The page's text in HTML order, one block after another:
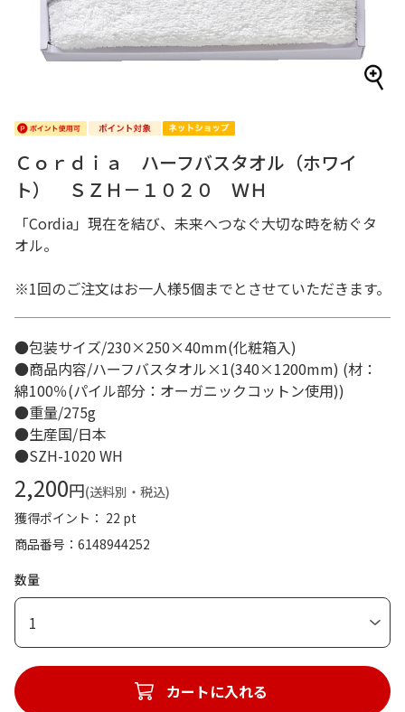
Ｃｏｒｄｉａ ハーフバスタオル（ホワイ
ト） ＳＺＨ－１０２０ ＷＨ
「Cordia」現在を結び、未来へつなぐ大切な時を紡ぐタ
オル。
※1回のご注文はお一人様5個までとさせていただきます。
●包装サイズ/230×250×40mm(化粧箱入)
●商品内容/ハーフバスタオル×1(340×1200mm) (材：
綿100％(パイル部分：オーガニックコットン使用))
●重量/275g
●生産国/日本
●SZH-1020 WH
2,200円(送料別・税込)
獲得ポイント： 22 pt
商品番号
6148944252
数量
1
カートに入れる